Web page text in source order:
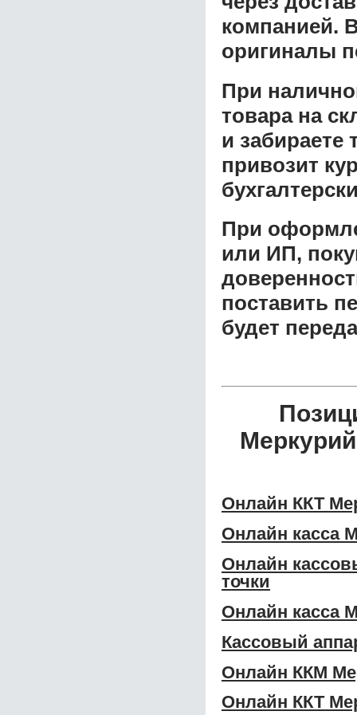
компанией.
оригиналы
При
товара на
и забираете
привозит
При
или ИП,
поставить
будет
Онлайн ККТ
Онлайн касса
Онлайн
точки
Онлайн касса
Кассовый
Онлайн ККМ
Онлайн ККТ